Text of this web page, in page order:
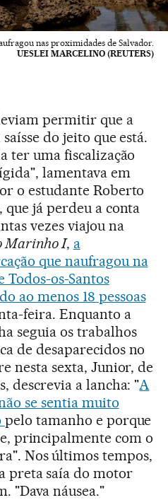
nas proximidades de Salvador.
UESLEI MARCELINO (REUTERS)
permitir que a
do jeito que está.
ter uma fiscalização
lamentava em
o estudante Roberto
que já perdeu a conta
vezes viajou na
Marinho I, a
que naufragou na
Todos-os-Santos
ao menos 18 pessoas
feira. Enquanto a
seguia os trabalhos
de desaparecidos no
nesta sexta, Junior, de
descrevia a lancha: "A
se sentia muito
pelo tamanho e porque
principalmente com o
Nos últimos tempos,
preta saía do motor
"Dava náusea."